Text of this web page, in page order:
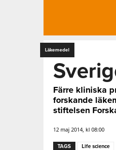
Läkemedel
Färre kliniska
forskande
stiftelsen
12 maj 2014, kl 08:00
TAGS Life science